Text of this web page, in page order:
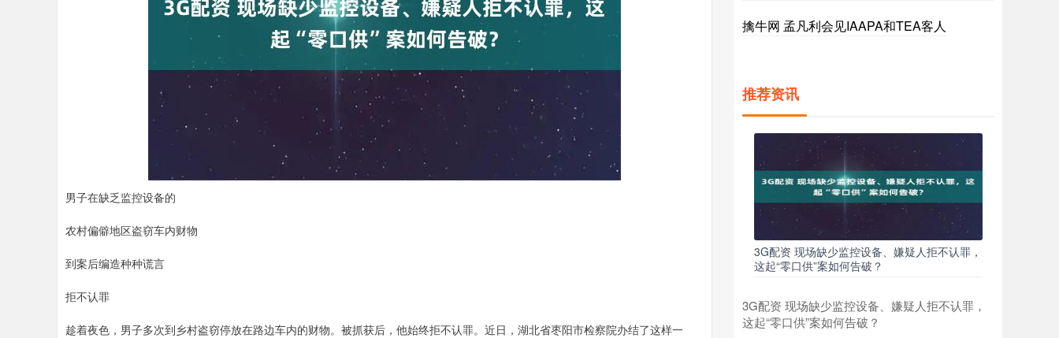
男子在缺乏监控设备的
农村偏僻地区盗窃车内财物
到案后编造种种谎言
拒不认罪
趁着夜色，男子多次到乡村盗窃停放在路边车内的财物。被抓获后，他始终拒不认罪。近日，湖北省枣阳市检察院办结了这样一
擒牛网 孟凡利会见IAAPA和TEA客人
推荐资讯
3G配资 现场缺少监控设备、嫌疑人拒不认罪，
这起“零口供”案如何告破？
3G配资 现场缺少监控设备、嫌疑人拒不认罪，
这起“零口供”案如何告破？